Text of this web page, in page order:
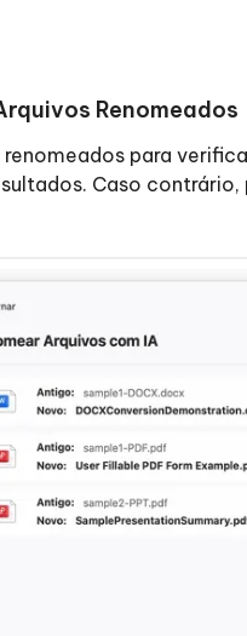
Renomeados
renomeados para
Caso